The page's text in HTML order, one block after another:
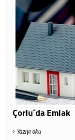
Çorlu´da Emlak
Yazıyı oku